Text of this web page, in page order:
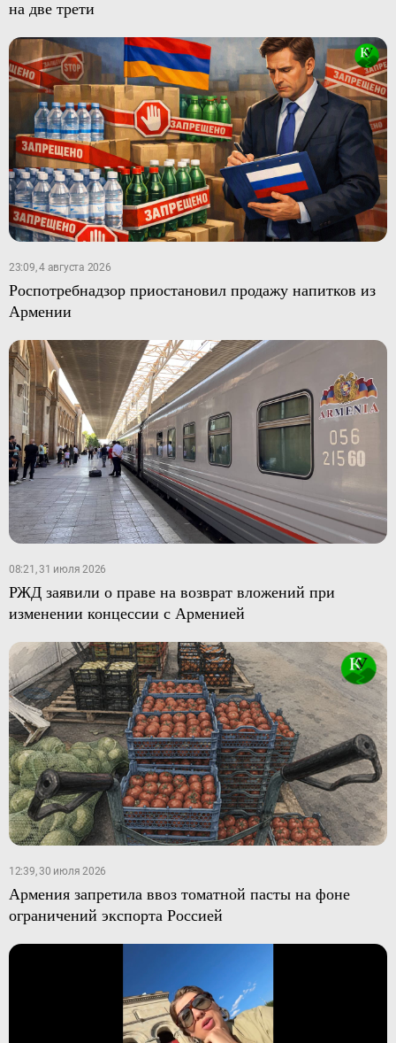
на две трети
23:09, 4 августа 2026
Роспотребнадзор приостановил продажу напитков из
Армении
08:21, 31 июля 2026
РЖД заявили о праве на возврат вложений при
изменении концессии с Арменией
12:39, 30 июля 2026
Армения запретила ввоз томатной пасты на фоне
ограничений экспорта Россией